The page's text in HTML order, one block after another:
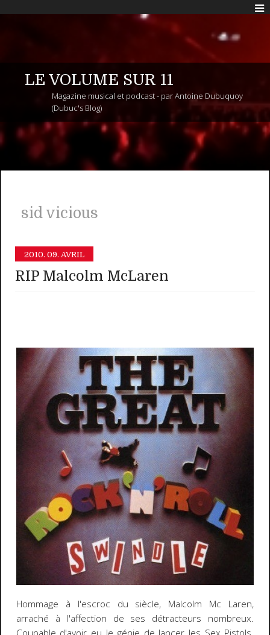
LE VOLUME SUR 11
Magazine musical et podcast - par Antoine Dubuquoy
(Dubuc's Blog)
sid vicious
2010. 09. AVRIL
RIP Malcolm McLaren
Hommage à l'escroc du siècle, Malcolm Mc Laren,
arraché à l'affection de ses détracteurs nombreux.